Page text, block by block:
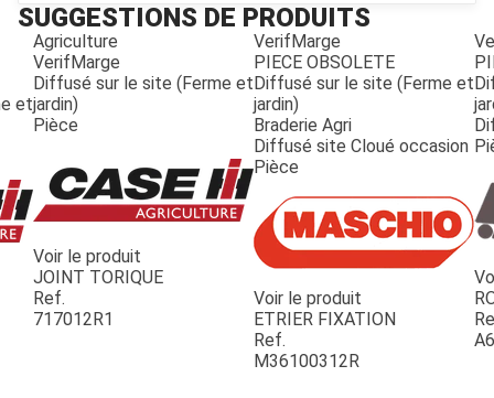
JOUET
ESPACES VERTS
SUGGESTIONS DE PRODUITS
et
Agriculture
VerifMarge
Diffusé sur le site (Ferme et
jardin)
Pièce
Voir le produit
JOINT TORIQUE
Ref.
717012R1
VerifMarge
PIECE OBSOLETE
Diffusé sur le site (Ferme et
jardin)
Braderie Agri
Diffusé site Cloué occasion
Pièce
Voir le produit
ETRIER FIXATION
Ref.
M36100312R